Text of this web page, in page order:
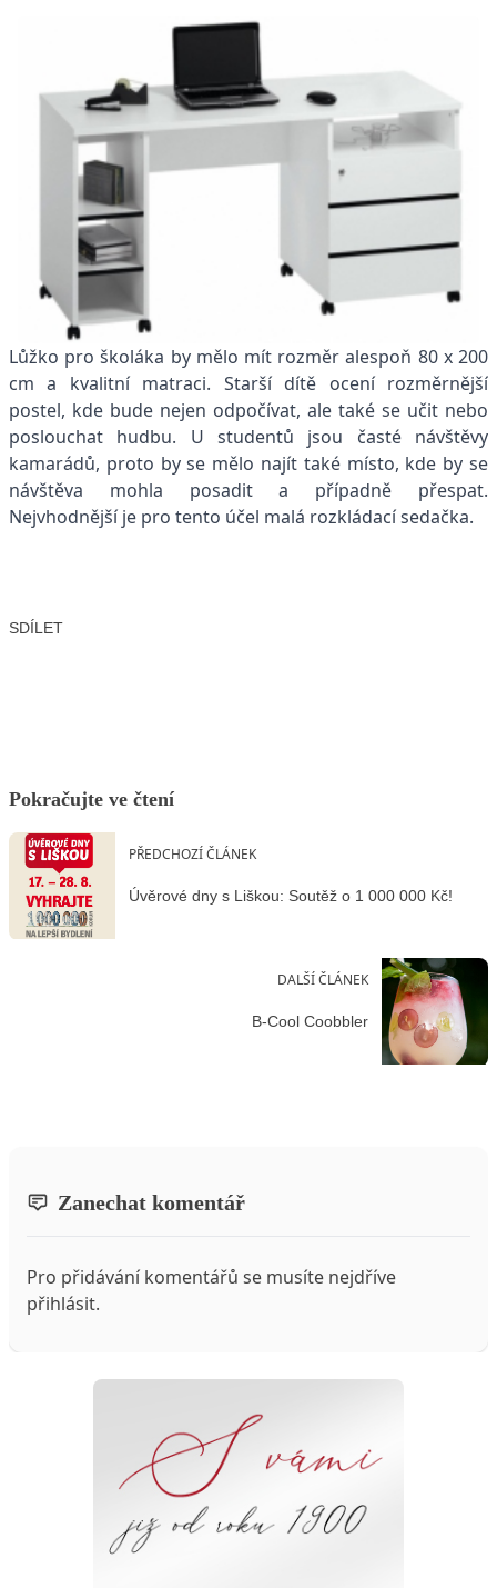
Lůžko pro školáka by mělo mít rozměr alespoň 80 x 200
cm a kvalitní matraci. Starší dítě ocení rozměrnější
postel, kde bude nejen odpočívat, ale také se učit nebo
poslouchat hudbu. U studentů jsou časté návštěvy
kamarádů, proto by se mělo najít také místo, kde by se
návštěva mohla posadit a případně přespat.
Nejvhodnější je pro tento účel malá rozkládací sedačka.
SDÍLET
Pokračujte ve čtení
PŘEDCHOZÍ ČLÁNEK
Úvěrové dny s Liškou: Soutěž o 1 000 000 Kč!
DALŠÍ ČLÁNEK
B-Cool Coobbler
Zanechat komentář
Pro přidávání komentářů se musíte nejdříve
přihlásit.